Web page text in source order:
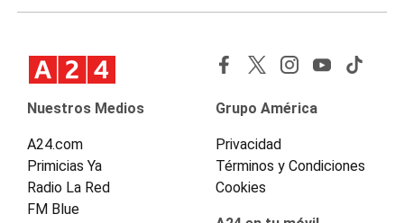
Nuestros Medios
A24.com
Primicias Ya
Radio La Red
FM Blue
Grupo América
Privacidad
Términos y Condiciones
Cookies